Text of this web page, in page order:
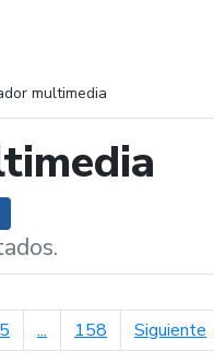
multimedia
opciones de búsqueda
5 ... 158 Siguiente